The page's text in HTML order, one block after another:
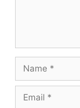
Name
Email